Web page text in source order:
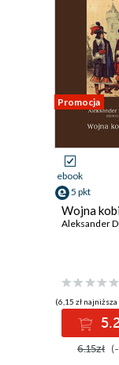
Promocja
ebook
5 pkt
Wojna
(6,15 zł
6.15zł